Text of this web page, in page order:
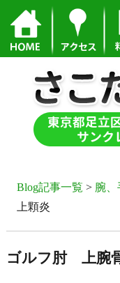
Blog記事一覧 > 腕、
上顆炎
ゴルフ肘 上腕